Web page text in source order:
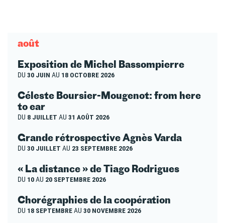
août
Exposition de Michel Bassompierre
DU 30 JUIN AU 18 OCTOBRE 2026
Céleste Boursier-Mougenot: from here
to ear
DU 8 JUILLET AU 31 AOÛT 2026
Grande rétrospective Agnès Varda
DU 30 JUILLET AU 23 SEPTEMBRE 2026
« La distance » de Tiago Rodrigues
DU 10AU 20 SEPTEMBRE 2026
Chorégraphies de la coopération
DU 18 SEPTEMBREAU 30 NOVEMBRE 2026